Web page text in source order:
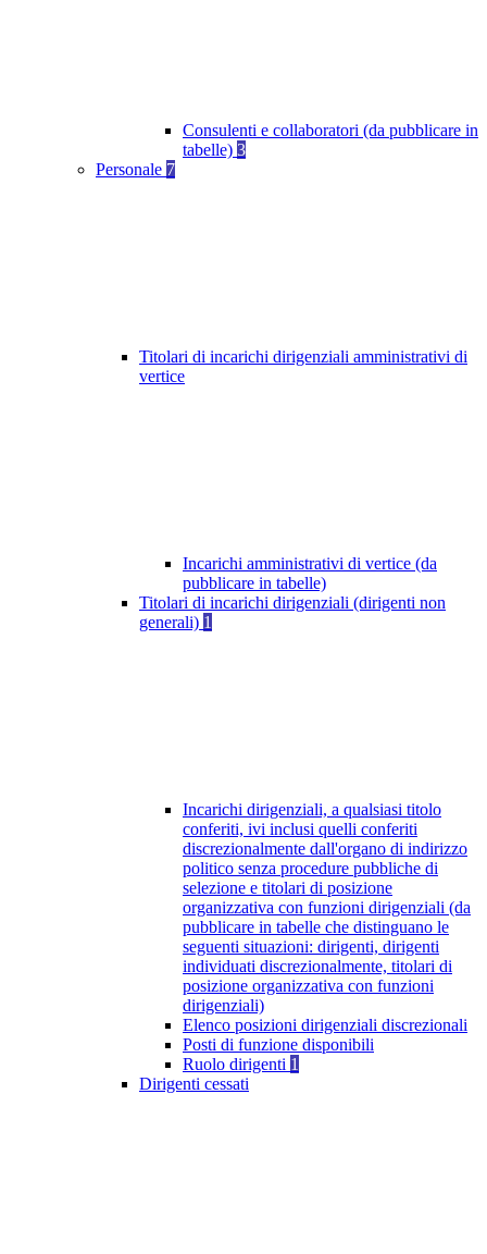
Consulenti e collaboratori (da pubblicare in
tabelle) 3
Personale 7
Titolari di incarichi dirigenziali amministrativi di
vertice
Incarichi amministrativi di vertice (da
pubblicare in tabelle)
Titolari di incarichi dirigenziali (dirigenti non
generali) 1
Incarichi dirigenziali, a qualsiasi titolo
conferiti, ivi inclusi quelli conferiti
discrezionalmente dall'organo di indirizzo
politico senza procedure pubbliche di
selezione e titolari di posizione
organizzativa con funzioni dirigenziali (da
pubblicare in tabelle che distinguano le
seguenti situazioni: dirigenti, dirigenti
individuati discrezionalmente, titolari di
posizione organizzativa con funzioni
dirigenziali)
Elenco posizioni dirigenziali discrezionali
Posti di funzione disponibili
Ruolo dirigenti 1
Dirigenti cessati